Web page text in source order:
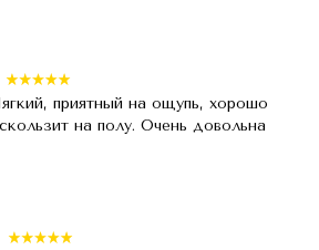
приятный на ощупь, хорошо
на полу. Очень довольна